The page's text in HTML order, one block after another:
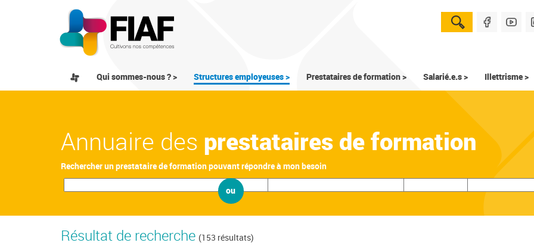
Qui sommes-nous ? > Structures employeuses > Prestataires de formation > Salarié.e.s > Illettrisme >
Annuaire des prestataires de formation
Rechercher un prestataire de formation pouvant répondre à mon besoin
ou
Résultat de recherche (153 résultats)